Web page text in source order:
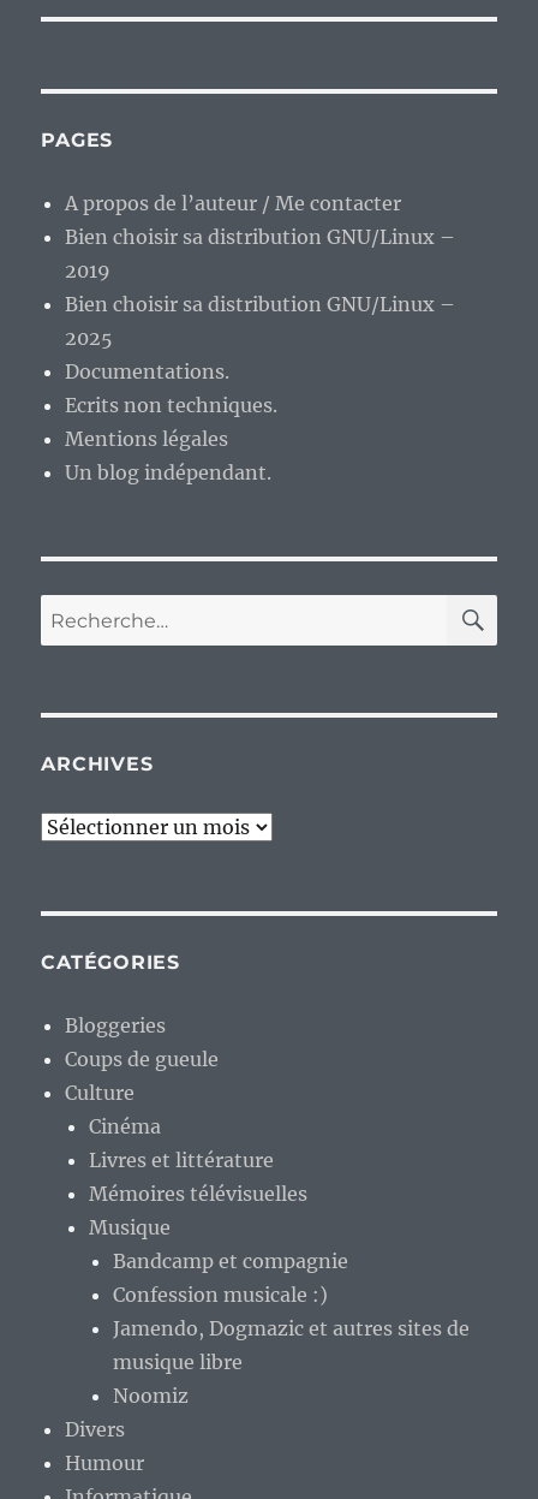
PAGES
A propos de l’auteur / Me contacter
Bien choisir sa distribution GNU/Linux –
2019
Bien choisir sa distribution GNU/Linux –
2025
Documentations.
Ecrits non techniques.
Mentions légales
Un blog indépendant.
Recherche
pour :
ARCHIVES
Archives
CATÉGORIES
Bloggeries
Coups de gueule
Culture
Cinéma
Livres et littérature
Mémoires télévisuelles
Musique
Bandcamp et compagnie
Confession musicale :)
Jamendo, Dogmazic et autres sites de
musique libre
Noomiz
Divers
Humour